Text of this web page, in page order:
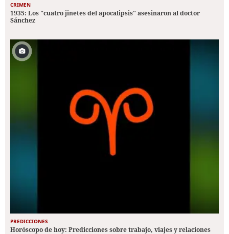
CRIMEN
1935: Los "cuatro jinetes del apocalipsis" asesinaron al doctor
Sánchez
PREDICCIONES
Horóscopo de hoy: Predicciones sobre trabajo, viajes y relaciones